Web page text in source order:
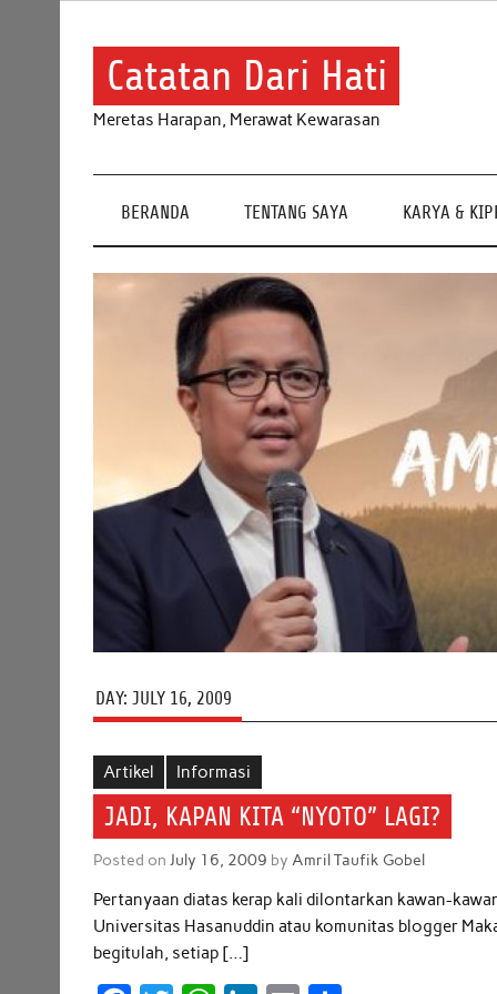
Catatan Dari Hati
Meretas Harapan, Merawat Kewarasan
BERANDA TENTANG SAYA KARYA &
DAY: JULY 16, 2009
Artikel Informasi
JADI, KAPAN KITA “NYOTO” LAGI?
Posted on July 16, 2009 by Amril Taufik Gobel
Pertanyaan diatas kerap kali dilontarkan kawan-
Universitas Hasanuddin atau komunitas blogger
begitulah, setiap […]